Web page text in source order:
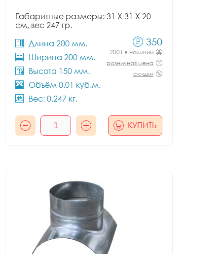
Габаритные размеры: 31 X 31 X 20
см, вес 247 гр.
Длина 200 мм.
Ширина 200 мм.
Высота 150 мм.
Объём 0.01 куб.м.
Вес: 0.247 кг.
350
200+ в наличии
розничная цена
скидки
КУПИТЬ